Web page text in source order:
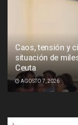
Caos, tensión y
situación de
Ceuta
AGOSTO 7, 2026